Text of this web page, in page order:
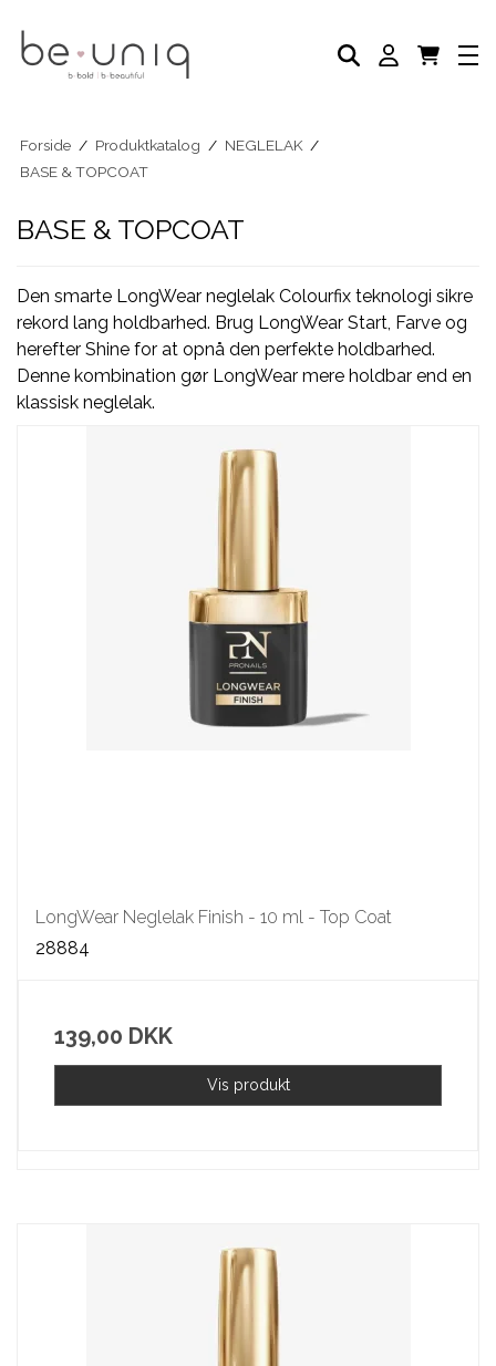
AKADEMI
SELVBRUNER
NEGLEPLEJE
NEGLEPLEJE TILBEHØR
Forside / Produktkatalog / NEGLELAK /
BASE & TOPCOAT
BASE & TOPCOAT
Den smarte LongWear neglelak Colourfix teknologi sikre
rekord lang holdbarhed. Brug LongWear Start, Farve og
herefter Shine for at opnå den perfekte holdbarhed.
Denne kombination gør LongWear mere holdbar end en
klassisk neglelak.
LongWear Neglelak Finish - 10 ml - Top Coat
28884
139,00 DKK
Vis produkt